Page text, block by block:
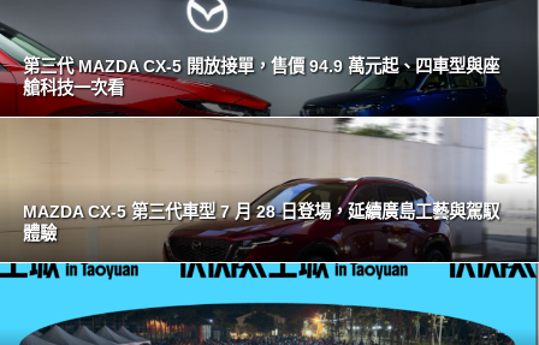
第三代 MAZDA CX-5 開放接單，售價 94.9 萬元起、四車型與座
艙科技一次看
MAZDA CX-5 第三代車型 7 月 28 日登場，延續廣島工藝與駕馭
體驗